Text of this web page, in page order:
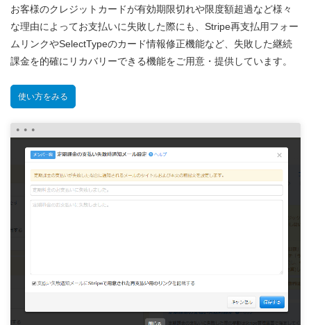
お客様のクレジットカードが有効期限切れや限度額超過など様々
な理由によってお支払いに失敗した際にも、Stripe再支払用フォー
ムリンクやSelectTypeのカード情報修正機能など、失敗した継続
課金を的確にリカバリーできる機能をご用意・提供しています。
使い方をみる